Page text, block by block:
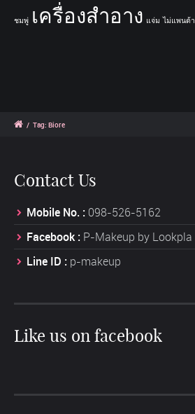
ชมพู่ เครื่องสำอาง แจ่ม ไม่แพนด้า
/ Tag: Biore
Contact Us
Mobile No. : 098-526-5162
Facebook : P-Makeup by Lookpla
Line ID : p-makeup
Like us on facebook